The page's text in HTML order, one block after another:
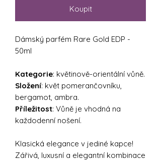
Koupit
Dámský parfém Rare Gold EDP -
50ml
Kategorie: květinově-orientální vůně.
Složení: květ pomerančovníku,
bergamot, ambra.
Příležitost: Vůně je vhodná na
každodenní nošení.
Klasická elegance v jediné kapce!
Zářivá, luxusní a elegantní kombinace